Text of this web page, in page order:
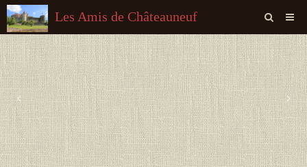
Les Amis de Châteauneuf
Page d'accueil
Livre d'or
Agenda
Quiz
Vidéos
‹ ›